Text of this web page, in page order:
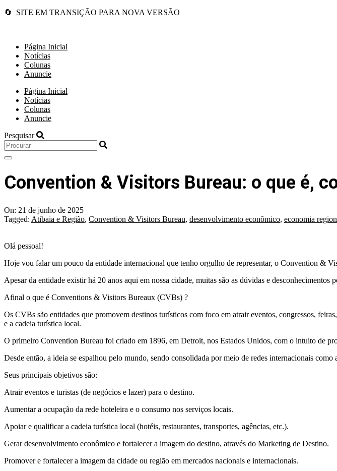
🔄 SITE EM TRANSIÇÃO PARA NOVA VERSÃO
Página Inicial
Notícias
Colunas
Anuncie
Página Inicial
Notícias
Colunas
Anuncie
Pesquisar
Convention & Visitors Bureau: o que é,
On: 21 de junho de 2025
Tagged: Atibaia e Região, Convention & Visitors Bureau, desenvolvimento econômico, economia
Olá pessoal!
Hoje vou falar um pouco da entidade internacional que tenho orgulho de representar, o Convention &
Apesar da entidade existir há 20 anos aqui em nossa cidade, muitas são as dúvidas e
Afinal o que é Conventions & Visitors Bureaux (CVBs) ?
Os CVBs são entidades que promovem destinos turísticos com foco em atrair eventos, congressos,
e a cadeia turística local.
O primeiro Convention Bureau foi criado em 1896, em Detroit, nos Estados Unidos, com o intuito de
Desde então, a ideia se espalhou pelo mundo, sendo consolidada por meio de redes internacionais
Seus principais objetivos são:
Atrair eventos e turistas (de negócios e lazer) para o destino.
Aumentar a ocupação da rede hoteleira e o consumo nos serviços locais.
Apoiar e qualificar a cadeia turística local (hotéis, restaurantes, transportes, agências, etc.).
Gerar desenvolvimento econômico e fortalecer a imagem do destino, através do Marketing de Destino.
Promover e fortalecer a imagem da cidade ou região em mercados nacionais e internacionais.